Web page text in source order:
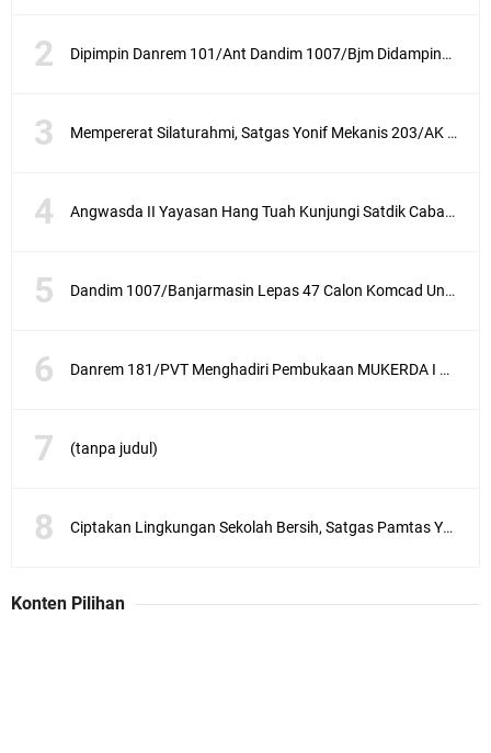
Dipimpin Danrem 101/Ant Dandim 1007/Bjm Didampingi Ketua Persit KCK Cabang XXX Koorcab Rem 101 PD VI/Mlw Hadiri Sertijab Dandim 1002/HSS
Mempererat Silaturahmi, Satgas Yonif Mekanis 203/AK Laksanakan Anjangsana Bersama Babinsa
Angwasda II Yayasan Hang Tuah Kunjungi Satdik Cabang Surabaya
Dandim 1007/Banjarmasin Lepas 47 Calon Komcad Untuk Mengikuti Seleksi di Rindam VI/Mulawarman
Danrem 181/PVT Menghadiri Pembukaan MUKERDA I Majelis Daerah GPdI Provinsi PBD
(tanpa judul)
Ciptakan Lingkungan Sekolah Bersih, Satgas Pamtas Yonif 711/Rks Melaksanakan Karya Bakti
Konten Pilihan